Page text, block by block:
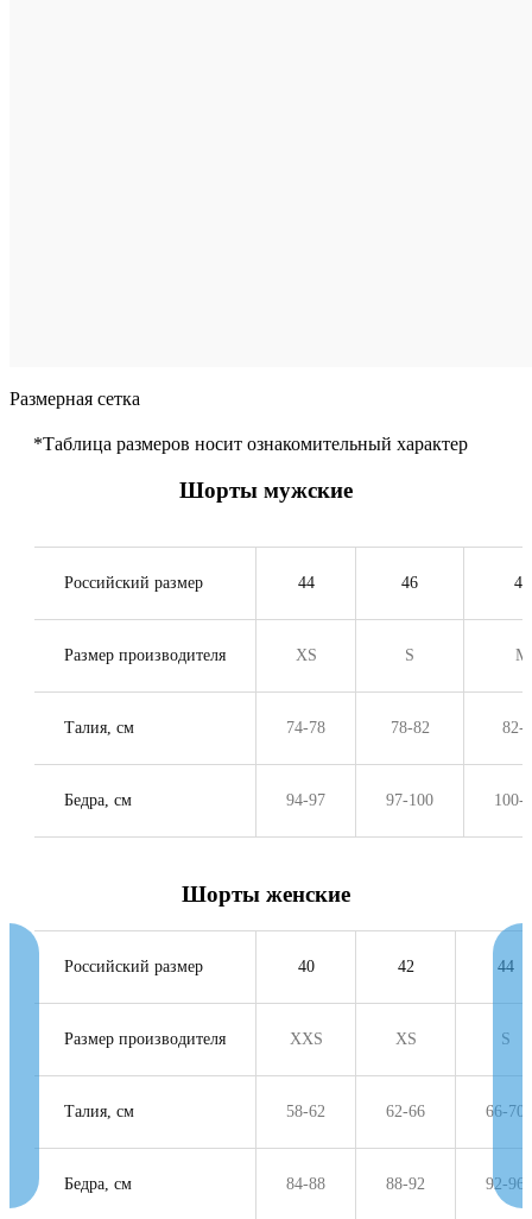
Размерная сетка
*Таблица размеров носит ознакомительный характер
Шорты мужские
Российский размер 44 46 48
Размер производителя XS S M
Талия, см 74-78 78-82 82-
Бедра, см 94-97 97-100 100-
Шорты женские
Российский размер 40 42 44
Размер производителя XXS XS S
Талия, см 58-62 62-66 66-70
Бедра, см 84-88 88-92 92-96